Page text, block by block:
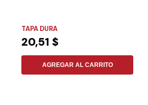
TAPA DURA
20,51 $
AGREGAR AL CARRITO